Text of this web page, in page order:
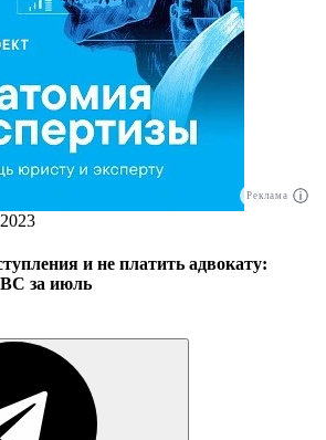
Реклама
и не платить адвокату:
за июль